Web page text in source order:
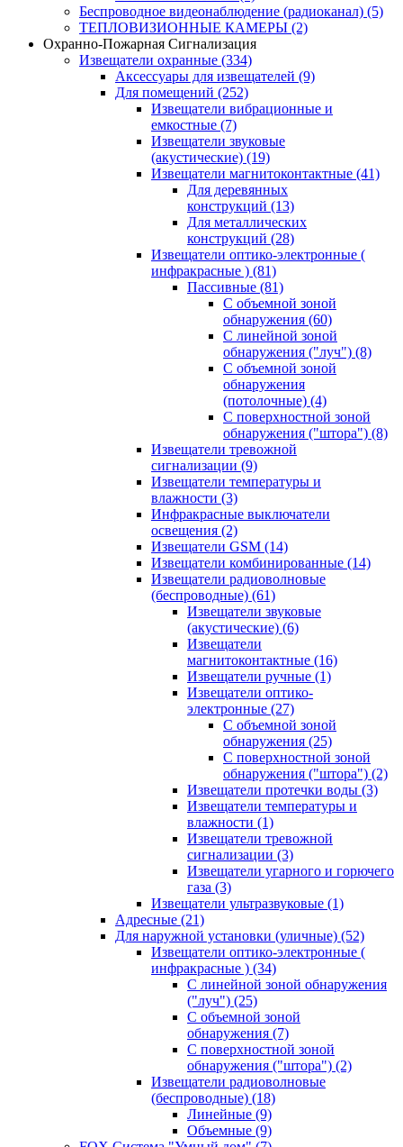
Беспроводное видеонаблюдение (радиоканал) (5)
ТЕПЛОВИЗИОННЫЕ КАМЕРЫ (2)
Охранно-Пожарная Сигнализация
Извещатели охранные (334)
Аксессуары для извещателей (9)
Для помещений (252)
Извещатели вибрационные и
емкостные (7)
Извещатели звуковые
(акустические) (19)
Извещатели магнитоконтактные (41)
Для деревянных
конструкций (13)
Для металлических
конструкций (28)
Извещатели оптико-электронные (
инфракрасные ) (81)
Пассивные (81)
С объемной зоной
обнаружения (60)
С линейной зоной
обнаружения ("луч") (8)
С объемной зоной
обнаружения
(потолочные) (4)
С поверхностной зоной
обнаружения ("штора") (8)
Извещатели тревожной
сигнализации (9)
Извещатели температуры и
влажности (3)
Инфракрасные выключатели
освещения (2)
Извещатели GSM (14)
Извещатели комбинированные (14)
Извещатели радиоволновые
(беспроводные) (61)
Извещатели звуковые
(акустические) (6)
Извещатели
магнитоконтактные (16)
Извещатели ручные (1)
Извещатели оптико-
электронные (27)
С объемной зоной
обнаружения (25)
С поверхностной зоной
обнаружения ("штора") (2)
Извещатели протечки воды (3)
Извещатели температуры и
влажности (1)
Извещатели тревожной
сигнализации (3)
Извещатели угарного и горючего
газа (3)
Извещатели ультразвуковые (1)
Адресные (21)
Для наружной установки (уличные) (52)
Извещатели оптико-электронные (
инфракрасные ) (34)
С линейной зоной обнаружения
("луч") (25)
С объемной зоной
обнаружения (7)
С поверхностной зоной
обнаружения ("штора") (2)
Извещатели радиоволновые
(беспроводные) (18)
Линейные (9)
Объемные (9)